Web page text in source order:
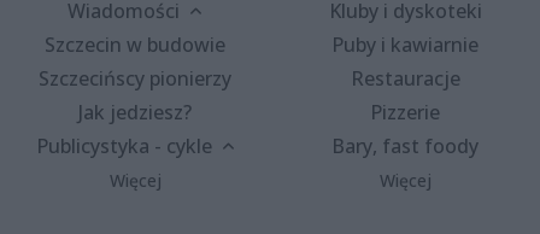
Wiadomości
Szczecin w budowie
Szczecińscy pionierzy
Jak jedziesz?
Publicystyka - cykle
Więcej
Kluby i dyskoteki
Puby i kawiarnie
Restauracje
Pizzerie
Bary, fast foody
Więcej